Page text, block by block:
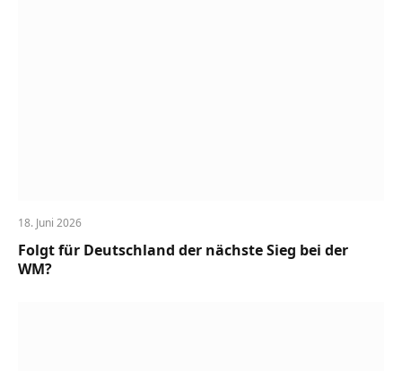
18. Juni 2026
Folgt für Deutschland der nächste Sieg bei der
WM?